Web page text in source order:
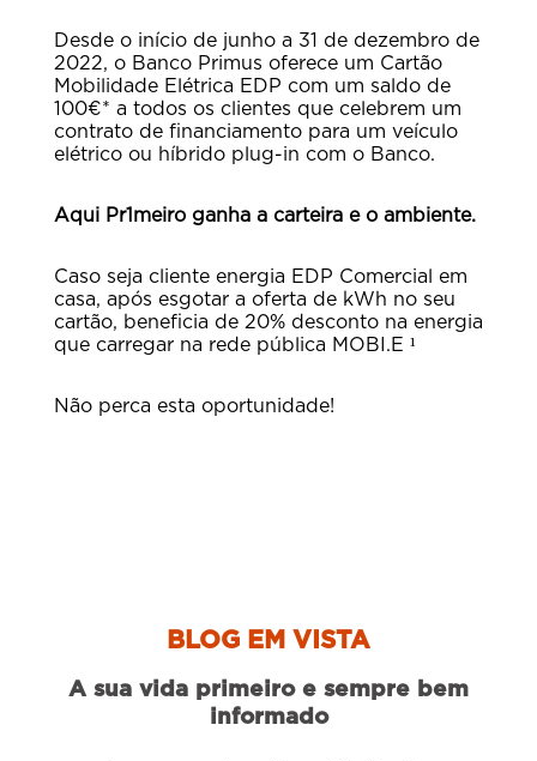
Desde o início de junho a 31 de dezembro de
2022, o Banco Primus oferece um Cartão
Mobilidade Elétrica EDP com um saldo de
100€* a todos os clientes que celebrem um
contrato de financiamento para um veículo
elétrico ou híbrido plug-in com o Banco.
Aqui Pr1meiro ganha a carteira e o ambiente.
Caso seja cliente energia EDP Comercial em
casa, após esgotar a oferta de kWh no seu
cartão, beneficia de 20% desconto na energia
que carregar na rede pública MOBI.E ¹
Não perca esta oportunidade!
BLOG EM VISTA
A sua vida primeiro e sempre bem
informado